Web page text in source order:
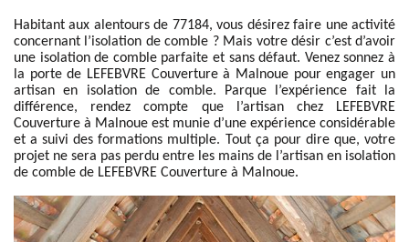
Habitant aux alentours de 77184, vous désirez faire une activité
concernant l’isolation de comble ? Mais votre désir c’est d’avoir
une isolation de comble parfaite et sans défaut. Venez sonnez à
la porte de LEFEBVRE Couverture à Malnoue pour engager un
artisan en isolation de comble. Parque l’expérience fait la
différence, rendez compte que l’artisan chez LEFEBVRE
Couverture à Malnoue est munie d’une expérience considérable
et a suivi des formations multiple. Tout ça pour dire que, votre
projet ne sera pas perdu entre les mains de l’artisan en isolation
de comble de LEFEBVRE Couverture à Malnoue.